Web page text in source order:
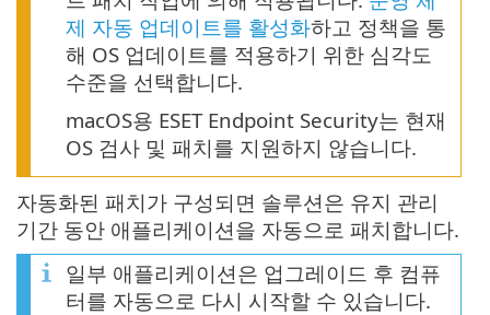
제 자동 업데이트를 활성화하고 정책을 통
해 OS 업데이트를 적용하기 위한 심각도
수준을 선택합니다.
macOS용 ESET Endpoint Security는 현재
OS 검사 및 패치를 지원하지 않습니다.
자동화된 패치가 구성되면 솔루션은 유지 관리
기간 동안 애플리케이션을 자동으로 패치합니다.
일부 애플리케이션은 업그레이드 후 컴퓨
터를 자동으로 다시 시작할 수 있습니다.